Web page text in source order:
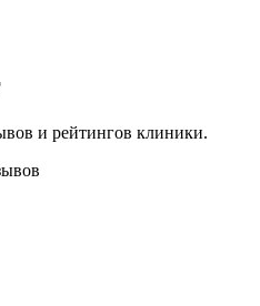
и рейтингов клиники.